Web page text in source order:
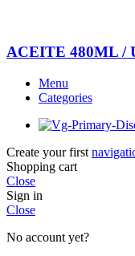
ACEITE 480ML /
Menu
Categories
Create your first
Shopping cart
Close
Sign in
Close
No account yet?